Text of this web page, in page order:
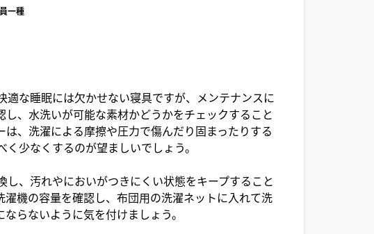
一種
な睡眠には欠かせない寝具ですが、メンテナンスに
、水洗いが可能な素材かどうかをチェックすること
、洗濯による摩擦や圧力で傷んだり固まったりする
少なくするのが望ましいでしょう。
、汚れやにおいがつきにくい状態をキープすること
機の容量を確認し、布団用の洗濯ネットに入れて洗
らないように気を付けましょう。